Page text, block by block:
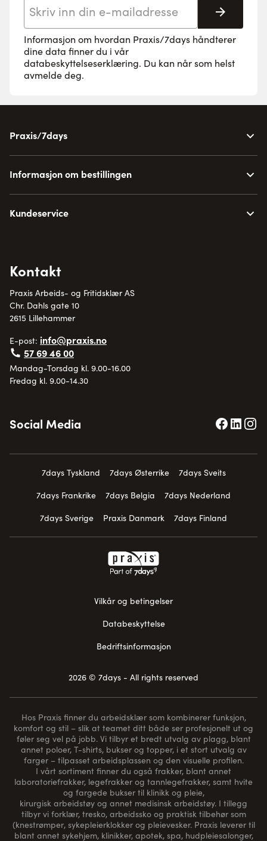
Informasjon om hvordan Praxis/7days håndterer
dine data finner du i vår
databeskyttelseserklæring. Du kan når som helst
avmelde deg.
Praxis/7days
Informasjon om bestillingen
Kundeservice
Kontakt
Praxis Arbeids- og Fritidsklær AS
Chr. Dahls gate 10
2615 Lillehammer
E-post: info@praxis.no
57 69 46 00
Mandag-Torsdag kl. 9.00-16.00
Fredag kl. 9.00-14.30
Social Media
7days Tyskland 7days Østerrike
7days Sveits
7days Frankrike
7days Belgia
7days Nederland
7days Sverige
Praxis Danmark 7days Finland
Vilkår og betingelser
Databeskyttelse
Bedriftsinformasjon
2026 © 7days - All rights reserved
Hos Praxis finner du arbeidsklær som kombinerer funksjon,
komfort og stil – slik at teamet ditt både ser profesjonelt ut og
føler seg vel på jobb. Vi tilbyr et bredt utvalg av plagg, blant
annet poloer, T-shirts, bukser og topper, i et stort utvalg av
farger – tilpasset arbeidsplassen og den visuelle profilen.
I vårt sortiment finner du også frakker, blant annet
laboratoriefrakker, legefrakker og tannlegefrakker, samt hvite
og fargede bukser til klinikk og pleie,
kirurgisk arbeidstøy og annet medisinsk arbeidstøy. I tillegg
tilbyr vi forklær, tresko, arbeidssko og praktisk tilbehør som
(knestrømper, sykepleierklokker og pleievesker. Praxis leverer til
blant annet sykehjem, klinikker, apotek, spa, hudpleiesalonger,